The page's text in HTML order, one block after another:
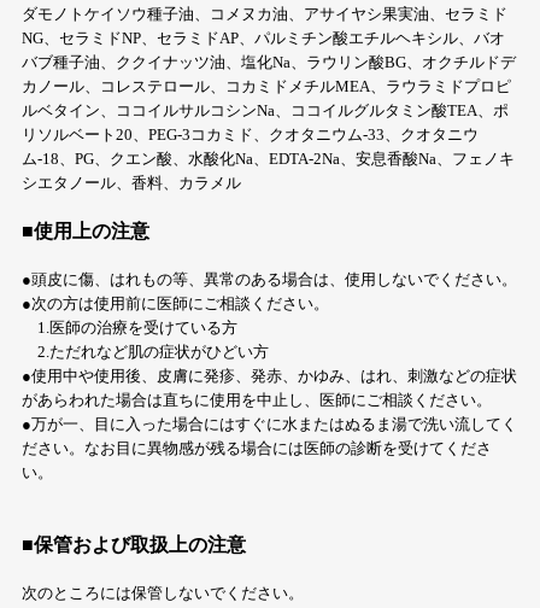
ダモノトケイソウ種子油、コメヌカ油、アサイヤシ果実油、セラミド
NG、セラミドNP、セラミドAP、パルミチン酸エチルヘキシル、バオ
バブ種子油、ククイナッツ油、塩化Na、ラウリン酸BG、オクチルドデ
カノール、コレステロール、コカミドメチルMEA、ラウラミドプロピ
ルベタイン、ココイルサルコシンNa、ココイルグルタミン酸TEA、ポ
リソルベート20、PEG-3コカミド、クオタニウム-33、クオタニウ
ム-18、PG、クエン酸、水酸化Na、EDTA-2Na、安息香酸Na、フェノキ
シエタノール、香料、カラメル
■使用上の注意
●頭皮に傷、はれもの等、異常のある場合は、使用しないでください。
●次の方は使用前に医師にご相談ください。
1.医師の治療を受けている方
2.ただれなど肌の症状がひどい方
●使用中や使用後、皮膚に発疹、発赤、かゆみ、はれ、刺激などの症状
があらわれた場合は直ちに使用を中止し、医師にご相談ください。
●万が一、目に入った場合にはすぐに水またはぬるま湯で洗い流してく
ださい。なお目に異物感が残る場合には医師の診断を受けてくださ
い。
■保管および取扱上の注意
次のところには保管しないでください。